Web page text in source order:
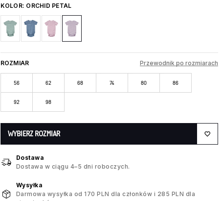
KOLOR: ORCHID PETAL
ROZMIAR Przewodnik po rozmiarach
56 62 68 74 80 86
92 98
WYBIERZ ROZMIAR
Dostawa
Dostawa w ciągu 4–5 dni roboczych.
Wysyłka
Darmowa wysyłka od 170 PLN dla członków i 285 PLN dla